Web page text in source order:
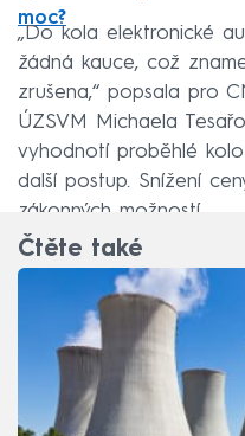
moc?
„Do kola elektronické
žádná kauce, což
zrušena,“ popsala pro
ÚZSVM Michaela
vyhodnotí proběhlé
další postup. Snížení
zákonných možností.
Čtěte také